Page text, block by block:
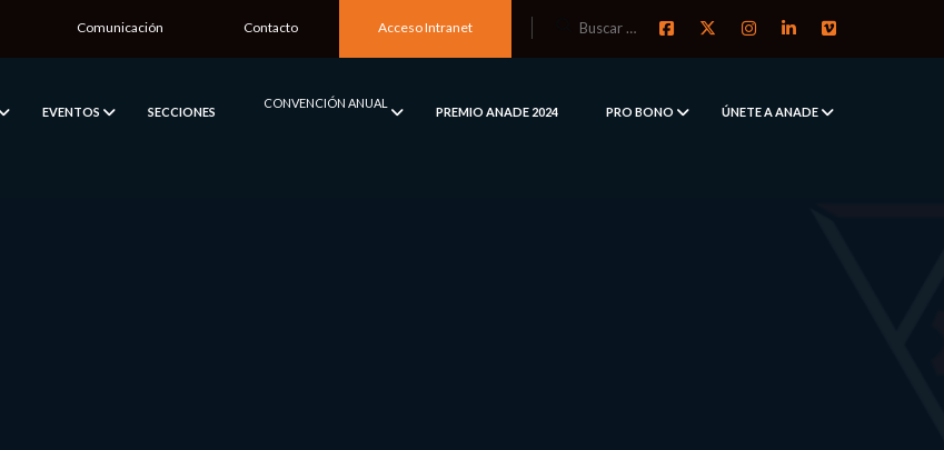
Comunicación Contacto Acceso Intranet
EVENTOS SECCIONES
CONVENCIÓN ANUAL
PREMIO ANADE 2024 PRO BONO ÚNETE A ANADE